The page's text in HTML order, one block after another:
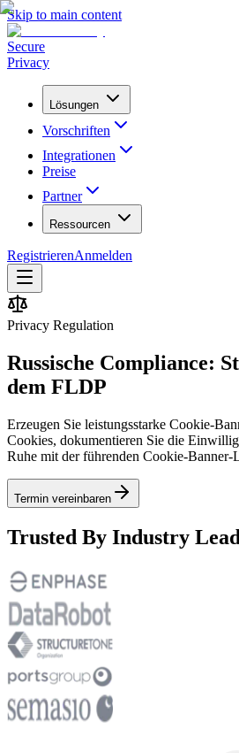
Skip to main content
Secure
Privacy
Lösungen
Vorschriften
Integrationen
Preise
Partner
Ressourcen
RegistrierenAnmelden
Privacy Regulation
Russische Compliance:
dem FLDP
Erzeugen Sie leistungsstarke Cookie-
Cookies, dokumentieren Sie die
Ruhe mit der führenden Cookie-Banner-
Termin vereinbaren
Trusted By Industry